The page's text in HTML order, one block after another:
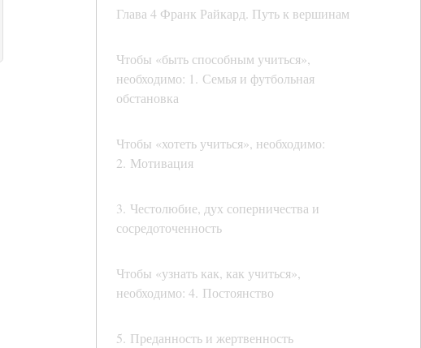
Глава 4 Франк Райкард. Путь к вершинам
Чтобы «быть способным учиться»,
необходимо: 1. Семья и футбольная
обстановка
Чтобы «хотеть учиться», необходимо:
2. Мотивация
3. Честолюбие, дух соперничества и
сосредоточенность
Чтобы «узнать как, как учиться»,
необходимо: 4. Постоянство
5. Преданность и жертвенность